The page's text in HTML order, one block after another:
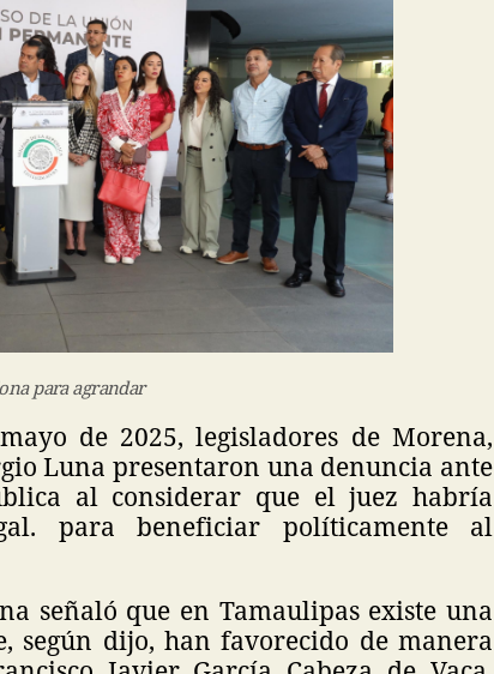
para agrandar
de 2025, legisladores de Morena,
Luna presentaron una denuncia ante
al considerar que el juez habría
para beneficiar políticamente al
señaló que en Tamaulipas existe una
según dijo, han favorecido de manera